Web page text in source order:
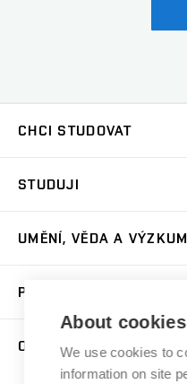
CHCI STUDOVAT
Přijímačky
Dny otevřených dveří
Přípravné kurzy
Studium bez bariér
Katedra teorií a dějin umění
STUDUJI
Časový plán studia
Studijní předpisy a formuláře
Studium a stáže v zahraničí
Rezidenční pobyty
UMĚNÍ, VĚDA A VÝZKUM
Publikační činnost
Projekty
PRO VEŘEJNOST
Letní školy a semestrální
Nakladatelská a
O FAKULTĚ
About
We use cookies to
information on site